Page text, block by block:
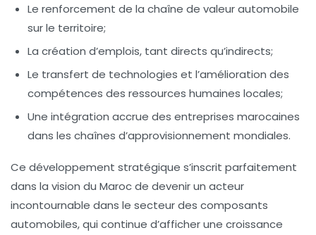
Le renforcement de la chaîne de valeur automobile
sur le territoire;
La création d’emplois, tant directs qu’indirects;
Le transfert de technologies et l’amélioration des
compétences des ressources humaines locales;
Une intégration accrue des entreprises marocaines
dans les chaînes d’approvisionnement mondiales.
Ce développement stratégique s’inscrit parfaitement
dans la vision du Maroc de devenir un acteur
incontournable dans le secteur des composants
automobiles, qui continue d’afficher une croissance